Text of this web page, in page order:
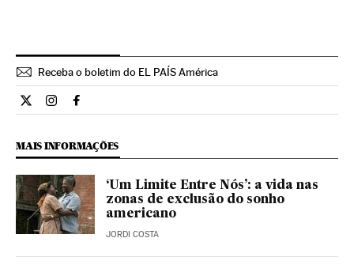
Receba o boletim do EL PAÍS América
Cultura El País Brasil en Twitter
Cultura El País Brasil en Instagram
Cultura El País Brasil en Facebook
MAIS INFORMAÇÕES
‘Um Limite Entre Nós’: a vida nas
zonas de exclusão do sonho
americano
JORDI COSTA